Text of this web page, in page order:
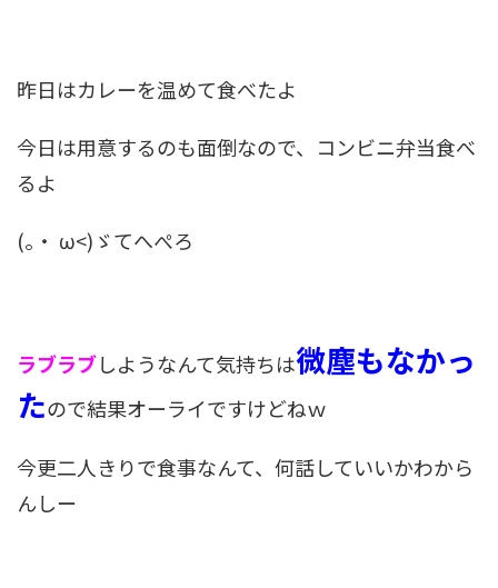
昨日はカレーを温めて食べたよ
今日は用意するのも面倒なので、コンビニ弁当食べ
るよ
(｡・ ω<)ゞてへぺろ
ラブラブしようなんて気持ちは微塵もなかっ
たので結果オーライですけどねｗ
今更二人きりで食事なんて、何話していいかわから
んしー